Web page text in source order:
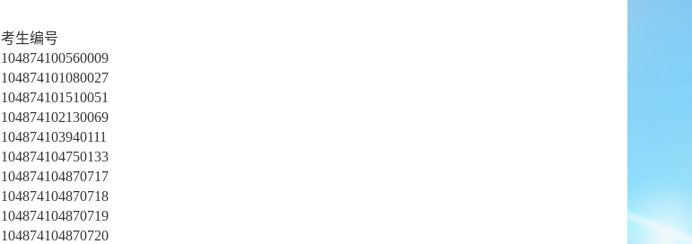
考生编号
104874100560009
104874101080027
104874101510051
104874102130069
104874103940111
104874104750133
104874104870717
104874104870718
104874104870719
104874104870720